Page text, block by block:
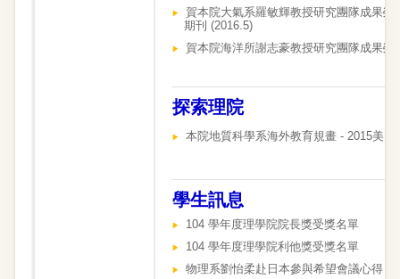
賀本院大氣系羅敏輝教授研究團隊成果
期刊 (2016.5)
賀本院海洋所謝志豪教授研究團隊成果
探索理院
本院地質科學系海外教育規畫 - 2015美國
學生訊息
104 學年度理學院院長獎受獎名單
104 學年度理學院利他獎受獎名單
物理系劉怡柔赴日本參與希望會議心得